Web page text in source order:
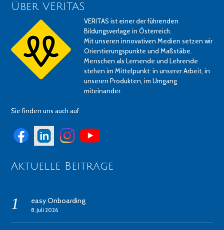
Über VERITAS
VERITAS ist einer der führenden
Bildungsverlage in Österreich.
Mit unseren innovativen Medien setzen wir
Orientierungspunkte und Maßstäbe.
Menschen als Lernende und Lehrende
stehen im Mittelpunkt: in unserer Arbeit, in
unseren Produkten, im Umgang
miteinander.
Sie finden uns auch auf:
Aktuelle Beiträge
easy Onboarding
8. Juli 2026